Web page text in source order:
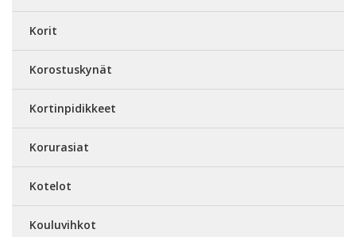
Korit
Korostuskynät
Kortinpidikkeet
Korurasiat
Kotelot
Kouluvihkot